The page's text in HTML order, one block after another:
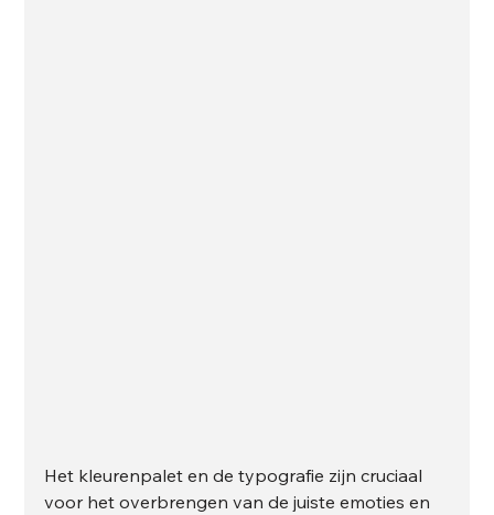
Het kleurenpalet en de typografie zijn cruciaal
voor het overbrengen van de juiste emoties en